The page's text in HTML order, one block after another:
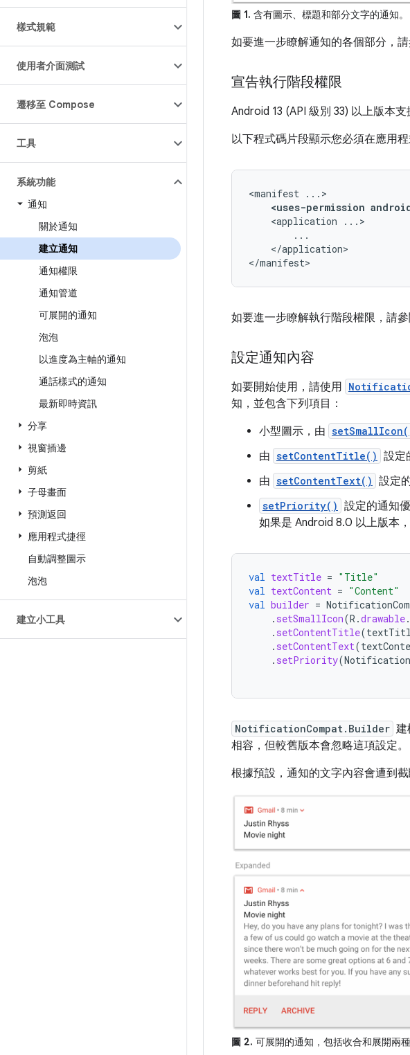
樣式規範
使用者介面測試
遷移至 Compose
工具
系統功能
通知
關於通知
建立通知
通知權限
通知管道
可展開的通知
泡泡
以進度為主軸的通知
通話樣式的通知
最新即時資訊
分享
視窗插邊
剪紙
子母畫面
預測返回
應用程式捷徑
自動調整圖示
泡泡
建立小工具
圖 1. 含有圖示、標題和部分文字的通知。
如要進一步瞭解通知的各個部分，
宣告執行階段權限
Android 13 (API 級別 33) 以上版本
以下程式碼片段顯示您必須在應用
<manifest
<uses-permission
<application
</application>
</manifest>
如要進一步瞭解執行階段權限，請
設定通知內容
如要開始使用，請使用
知，並包含下列項目：
小型圖示，由
由 setContentTitle() 設定
由 setContentText() 設定
setPriority() 設定的通知
如果是 Android 8.0 以上版本
val textTitle = "Title"
val textContent = "Content"
val builder =
. setSmallIcon(R .drawable.
. setContentTitle(
. setContentText(
. setPriority(
NotificationCompat.Builder 建
相容，但較舊版本會忽略這項設定。
根據預設，通知的文字內容會遭到
圖 2. 可展開的通知，包括收合和展開兩種